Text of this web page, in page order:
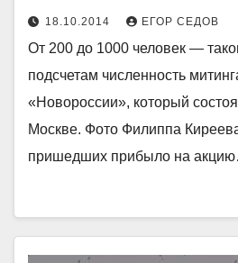
18.10.2014 ЕГОР СЕДОВ
От 200 до 1000 человек —
подсчетам численность
«Новороссии», который
Москве. Фото Филиппа
пришедших прибыло на